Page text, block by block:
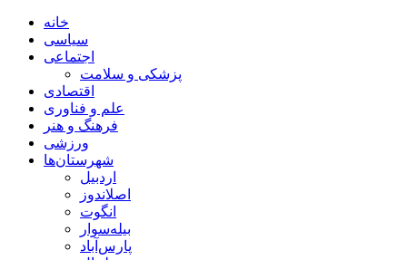
خانه
سیاسی
اجتماعی
پزشکی و سلامت
اقتصادی
علم و فناوری
فرهنگ و هنر
ورزشی
شهرستان‌ها
اردبیل
اصلاندوز
انگوت
بیله‌سوار
پارس‌آباد